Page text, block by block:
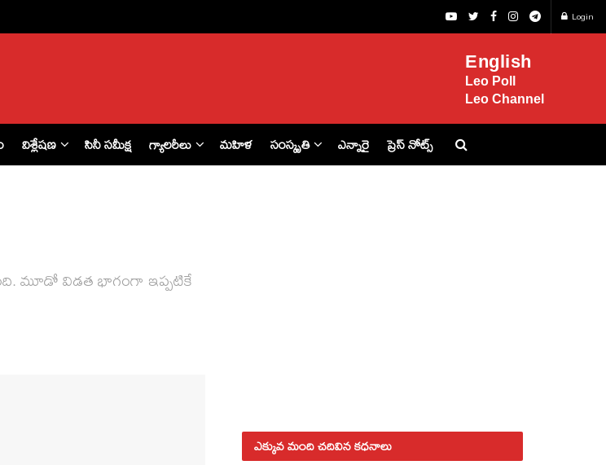
Login
English
Leo Poll
Leo Channel
విశ్లేషణ సినీ సమీక్ష గ్యాలరీలు మహిళ సంస్కృతి ఎన్నారై ప్రెస్ నోట్స్
మూడో విడత భాగంగా ఇప్పటికే
ఎక్కువ మంది చదివిన కధనాలు